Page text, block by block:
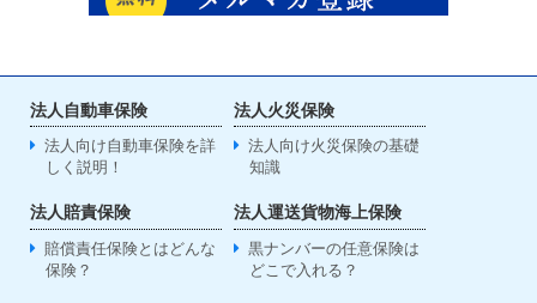
法人自動車保険
法人向け自動車保険を詳
しく説明！
法人火災保険
法人向け火災保険の基礎
知識
法人賠責保険
賠償責任保険とはどんな
保険？
法人運送貨物海上保険
黒ナンバーの任意保険は
どこで入れる？